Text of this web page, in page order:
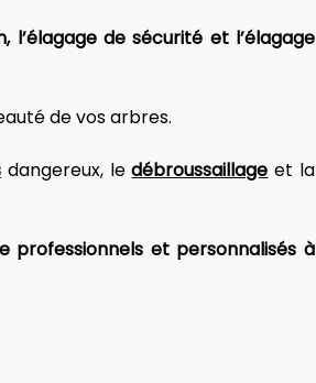
l’élagage de sécurité et l’élagage
de vos arbres.
dangereux, le débroussaillage
professionnels et personnalisés à